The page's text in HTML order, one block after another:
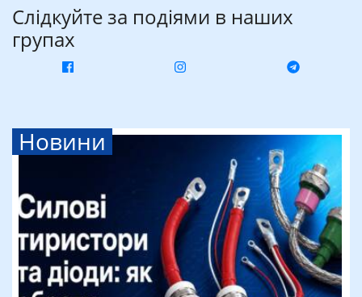
Слідкуйте за подіями в наших
групах
Новини